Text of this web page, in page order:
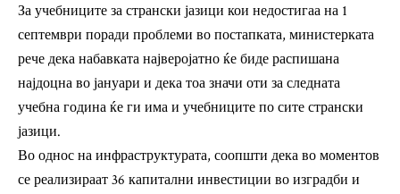
За учебниците за странски јазици кои недостигаа на 1
септември поради проблеми во постапката, министерката
рече дека набавката најверојатно ќе биде распишана
најдоцна во јануари и дека тоа значи оти за следната
учебна година ќе ги има и учебниците по сите странски
јазици.
Во однос на инфраструктурата, соопшти дека во моментов
се реализираат 36 капитални инвестиции во изградби и